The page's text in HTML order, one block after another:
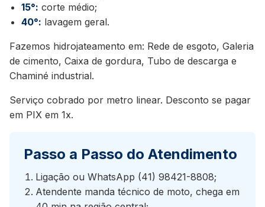
15°: corte médio;
40°: lavagem geral.
Fazemos hidrojateamento em: Rede de esgoto, Galeria
de cimento, Caixa de gordura, Tubo de descarga e
Chaminé industrial.
Serviço cobrado por metro linear. Desconto se pagar
em PIX em 1x.
Passo a Passo do Atendimento
Ligação ou WhatsApp (41) 98421-8808;
Atendente manda técnico de moto, chega em